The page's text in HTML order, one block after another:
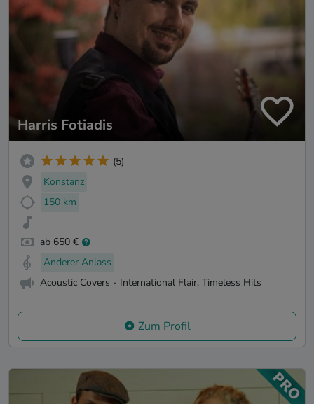
Harris Fotiadis
(5)
Konstanz
150 km
ab 650 €
Anderer Anlass
Acoustic Covers - International Flair, Timeless Hits
Zum Profil